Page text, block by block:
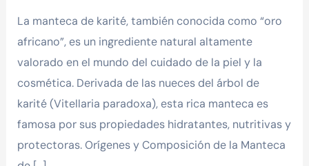
La manteca de karité, también conocida como “oro
africano”, es un ingrediente natural altamente
valorado en el mundo del cuidado de la piel y la
cosmética. Derivada de las nueces del árbol de
karité (Vitellaria paradoxa), esta rica manteca es
famosa por sus propiedades hidratantes, nutritivas y
protectoras. Orígenes y Composición de la Manteca